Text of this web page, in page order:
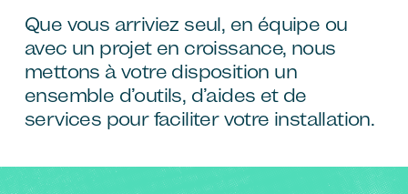
Que vous arriviez seul, en équipe ou
avec un projet en croissance, nous
mettons à votre disposition un
ensemble d’outils, d’aides et de
services pour faciliter votre installation.